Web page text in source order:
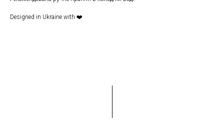
Designed in Ukraine with ❤️